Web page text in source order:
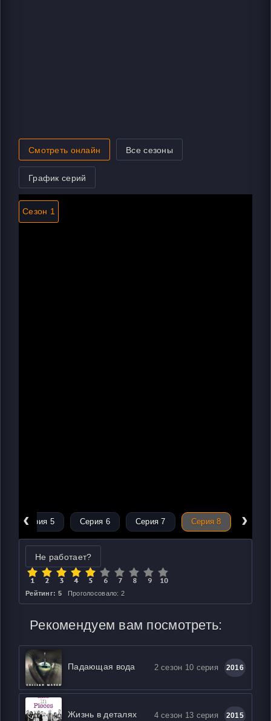
Смотреть онлайн Все сезоны
График серий
Сезон 1
‹
Серия 5 Серия 6 Серия 7 Серия 8 ›
Не работает?
Рейтинг: 5 Проголосовало: 2
Рекомендуем вам посмотреть:
Падающая вода 2 сезон 10 серия 2016
Жизнь в деталях 4 сезон 13 серия 2015